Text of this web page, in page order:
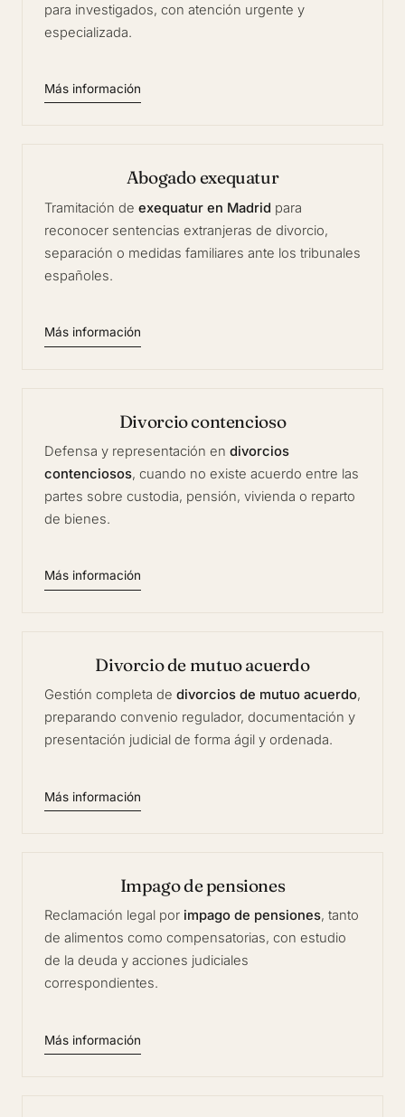
para investigados, con atención urgente y
especializada.
Más información
Abogado exequatur
Tramitación de exequatur en Madrid para
reconocer sentencias extranjeras de divorcio,
separación o medidas familiares ante los tribunales
españoles.
Más información
Divorcio contencioso
Defensa y representación en divorcios
contenciosos, cuando no existe acuerdo entre las
partes sobre custodia, pensión, vivienda o reparto
de bienes.
Más información
Divorcio de mutuo acuerdo
Gestión completa de divorcios de mutuo acuerdo,
preparando convenio regulador, documentación y
presentación judicial de forma ágil y ordenada.
Más información
Impago de pensiones
Reclamación legal por impago de pensiones, tanto
de alimentos como compensatorias, con estudio
de la deuda y acciones judiciales
correspondientes.
Más información